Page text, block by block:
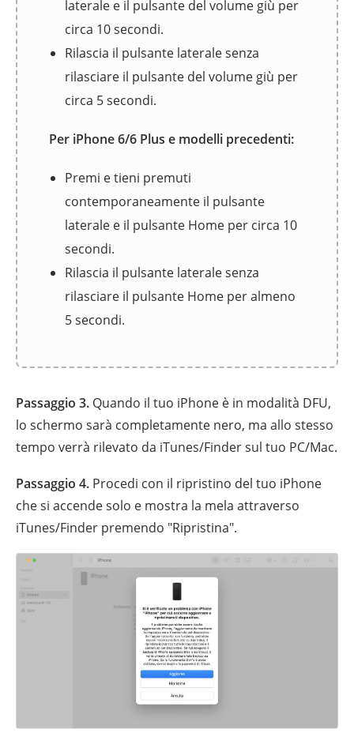
laterale e il pulsante del volume giù per
circa 10 secondi.
Rilascia il pulsante laterale senza
rilasciare il pulsante del volume giù per
circa 5 secondi.
Per iPhone 6/6 Plus e modelli precedenti:
Premi e tieni premuti
contemporaneamente il pulsante
laterale e il pulsante Home per circa 10
secondi.
Rilascia il pulsante laterale senza
rilasciare il pulsante Home per almeno
5 secondi.
Passaggio 3. Quando il tuo iPhone è in modalità DFU,
lo schermo sarà completamente nero, ma allo stesso
tempo verrà rilevato da iTunes/Finder sul tuo PC/Mac.
Passaggio 4. Procedi con il ripristino del tuo iPhone
che si accende solo e mostra la mela attraverso
iTunes/Finder premendo "Ripristina".